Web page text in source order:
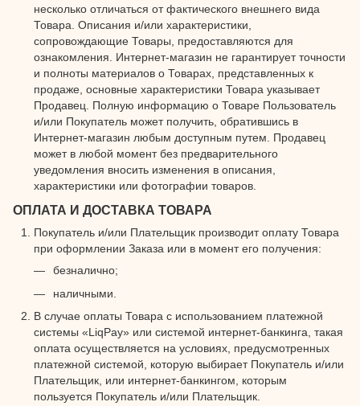
несколько отличаться от фактического внешнего вида
Товара. Описания и/или характеристики,
сопровождающие Товары, предоставляются для
ознакомления. Интернет-магазин не гарантирует точности
и полноты материалов о Товарах, представленных к
продаже, основные характеристики Товара указывает
Продавец. Полную информацию о Товаре Пользователь
и/или Покупатель может получить, обратившись в
Интернет-магазин любым доступным путем. Продавец
может в любой момент без предварительного
уведомления вносить изменения в описания,
характеристики или фотографии товаров.
ОПЛАТА И ДОСТАВКА ТОВАРА
Покупатель и/или Плательщик производит оплату Товара
при оформлении Заказа или в момент его получения:
безналично;
наличными.
В случае оплаты Товара с использованием платежной
системы «LiqPay» или системой интернет-банкинга, такая
оплата осуществляется на условиях, предусмотренных
платежной системой, которую выбирает Покупатель и/или
Плательщик, или интернет-банкингом, которым
пользуется Покупатель и/или Плательщик.